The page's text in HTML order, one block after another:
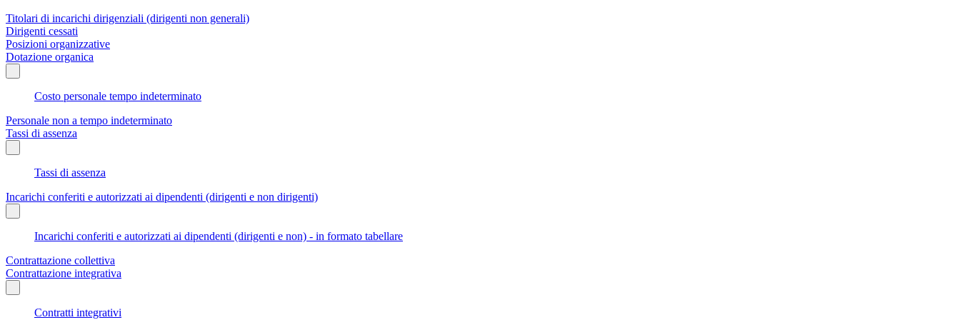
Titolari di incarichi dirigenziali (dirigenti non generali)
Dirigenti cessati
Posizioni organizzative
Dotazione organica
Costo personale tempo indeterminato
Personale non a tempo indeterminato
Tassi di assenza
Tassi di assenza
Incarichi conferiti e autorizzati ai dipendenti (dirigenti e non dirigenti)
Incarichi conferiti e autorizzati ai dipendenti (dirigenti e non) - in formato tabellare
Contrattazione collettiva
Contrattazione integrativa
Contratti integrativi